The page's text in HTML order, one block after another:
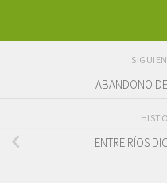
ABANDONO
ENTRE RÍOS